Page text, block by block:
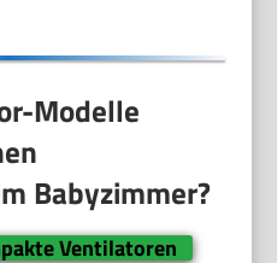
Modelle
Babyzimmer?
Ventilatoren